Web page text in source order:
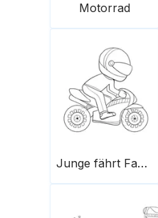
Motorrad
Junge fährt Fahrrad